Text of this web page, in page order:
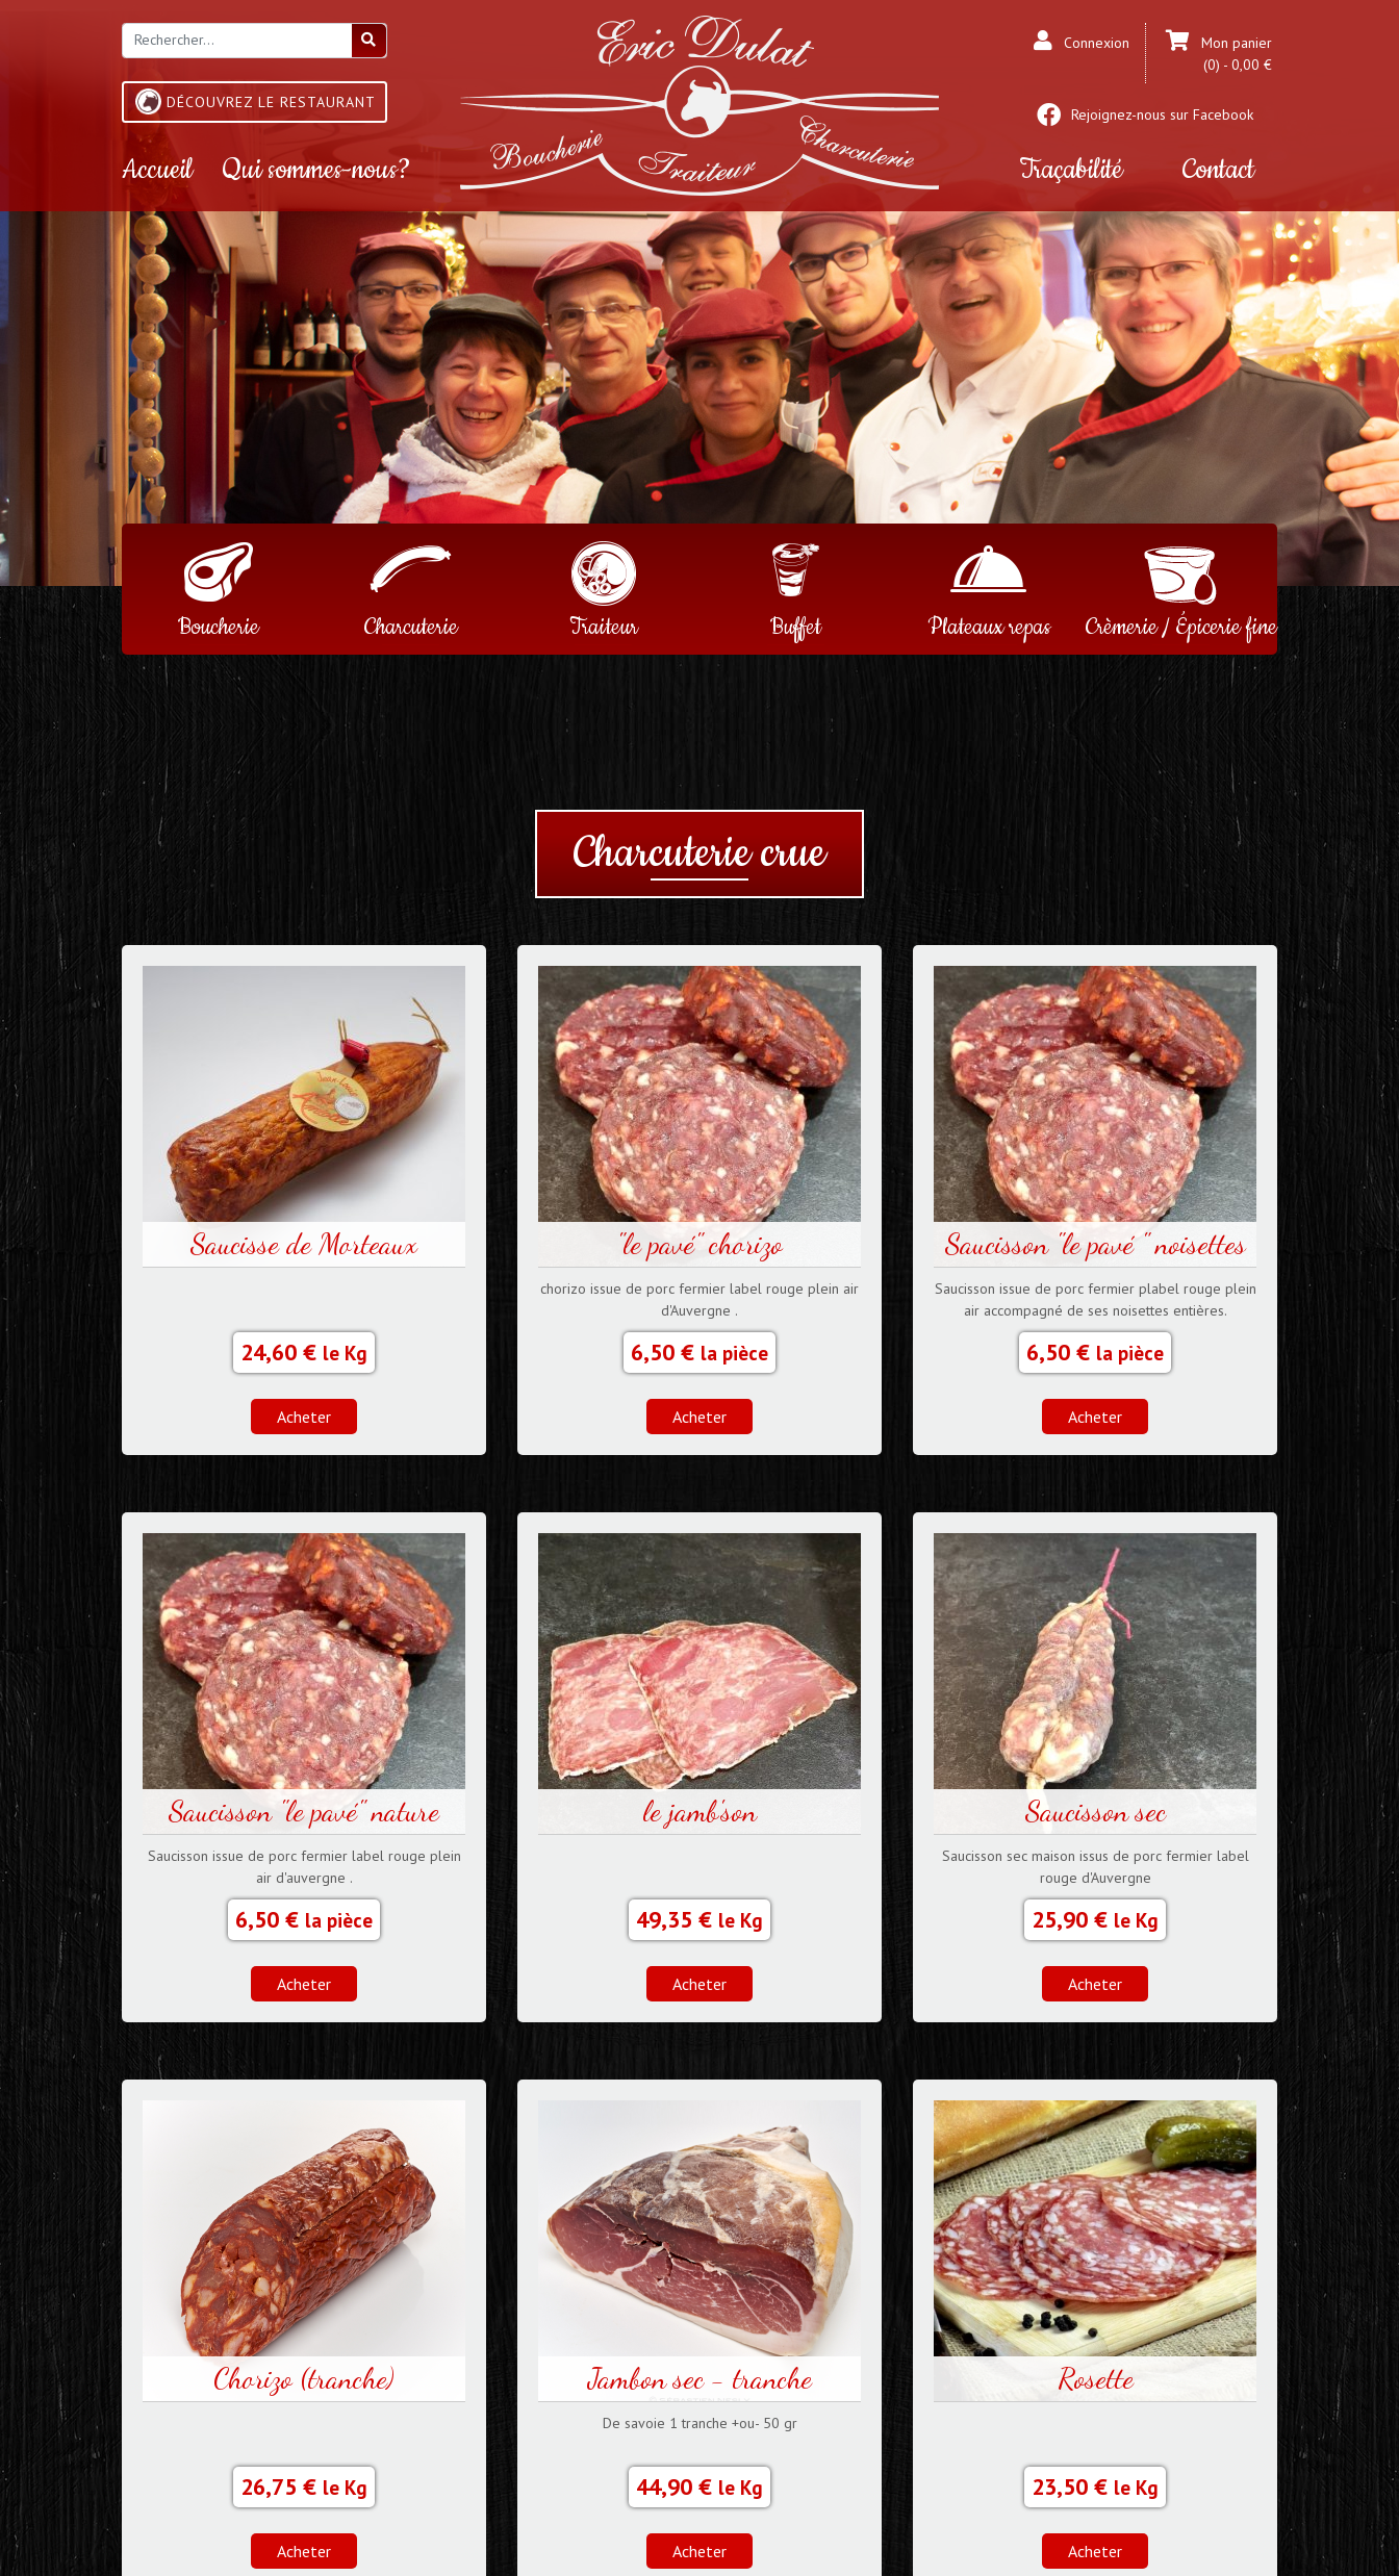
DÉCOUVREZ LE RESTAURANT
Accueil Qui sommes-nous?
Connexion
Mon panier
(0) - 0,00 €
Rejoignez-nous sur Facebook
Traçabilité Contact
Boucherie Charcuterie Traiteur Buffet Plateaux repas Crèmerie / Épicerie fine
Charcuterie crue
Saucisse de Morteaux
24,60 € le Kg
Acheter
"le pavé" chorizo
chorizo issue de porc fermier label rouge plein air
d'Auvergne .
6,50 € la pièce
Acheter
Saucisson "le pavé " noisettes
Saucisson issue de porc fermier plabel rouge plein
air accompagné de ses noisettes entières.
6,50 € la pièce
Acheter
Saucisson "le pavé" nature
Saucisson issue de porc fermier label rouge plein
air d'auvergne .
6,50 € la pièce
Acheter
le jamb'son
49,35 € le Kg
Acheter
Saucisson sec
Saucisson sec maison issus de porc fermier label
rouge d'Auvergne
25,90 € le Kg
Acheter
Chorizo (tranche)
26,75 € le Kg
Acheter
Jambon sec - tranche
De savoie 1 tranche +ou- 50 gr
44,90 € le Kg
Acheter
Rosette
23,50 € le Kg
Acheter